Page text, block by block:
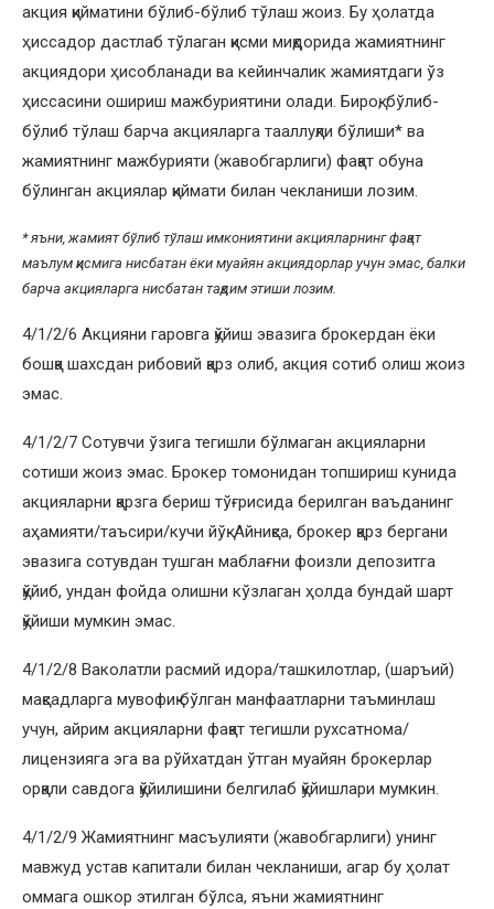
акция қийматини бўлиб-бўлиб тўлаш жоиз. Бу ҳолатда
ҳиссадор дастлаб тўлаган қисми миқдорида жамиятнинг
акциядори ҳисобланади ва кейинчалик жамиятдаги ўз
ҳиссасини ошириш мажбуриятини олади. Бироқ, бўлиб-
бўлиб тўлаш барча акцияларга тааллуқли бўлиши* ва
жамиятнинг мажбурияти (жавобгарлиги) фақат обуна
бўлинган акциялар қиймати билан чекланиши лозим.
* яъни, жамият бўлиб тўлаш имкониятини акцияларнинг фақат
маълум қисмига нисбатан ёки муайян акциядорлар учун эмас, балки
барча акцияларга нисбатан тақдим этиши лозим.
4/1/2/6 Акцияни гаровга қўйиш эвазига брокердан ёки
бошқа шахсдан рибовий қарз олиб, акция сотиб олиш жоиз
эмас.
4/1/2/7 Сотувчи ўзига тегишли бўлмаган акцияларни
сотиши жоиз эмас. Брокер томонидан топшириш кунида
акцияларни қарзга бериш тўғрисида берилган ваъданинг
аҳамияти/таъсири/кучи йўқ. Айниқса, брокер қарз бергани
эвазига сотувдан тушган маблағни фоизли депозитга
қўйиб, ундан фойда олишни кўзлаган ҳолда бундай шарт
қўйиши мумкин эмас.
4/1/2/8 Ваколатли расмий идора/ташкилотлар, (шаръий)
мақсадларга мувофиқ бўлган манфаатларни таъминлаш
учун, айрим акцияларни фақат тегишли рухсатнома/
лицензияга эга ва рўйхатдан ўтган муайян брокерлар
орқали савдога қўйилишини белгилаб қўйишлари мумкин.
4/1/2/9 Жамиятнинг масъулияти (жавобгарлиги) унинг
мавжуд устав капитали билан чекланиши, агар бу ҳолат
оммага ошкор этилган бўлса, яъни жамиятнинг